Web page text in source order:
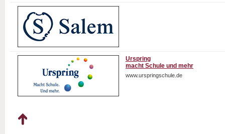
Urspring
macht Schule und mehr
www.urspringschule.de